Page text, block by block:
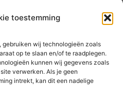
toestemming
gebruiken wij technologieën zoals
op te slaan en/of te raadplegen.
kunnen wij gegevens zoals
verwerken. Als je geen
intrekt, kan dit een nadelige
meer worden geplaatst